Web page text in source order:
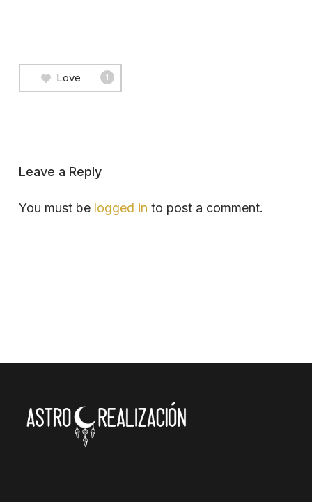
Love 1
Leave a Reply
You must be logged in to post a comment.